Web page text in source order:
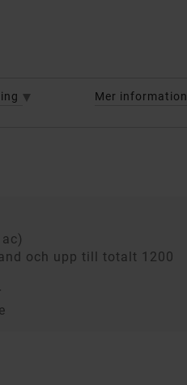
Mer information
och upp till totalt 1200